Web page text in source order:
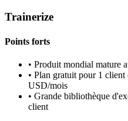
Trainerize
Points forts
• Produit mondial mature
• Plan gratuit pour 1 client
USD/mois
• Grande bibliothèque
client